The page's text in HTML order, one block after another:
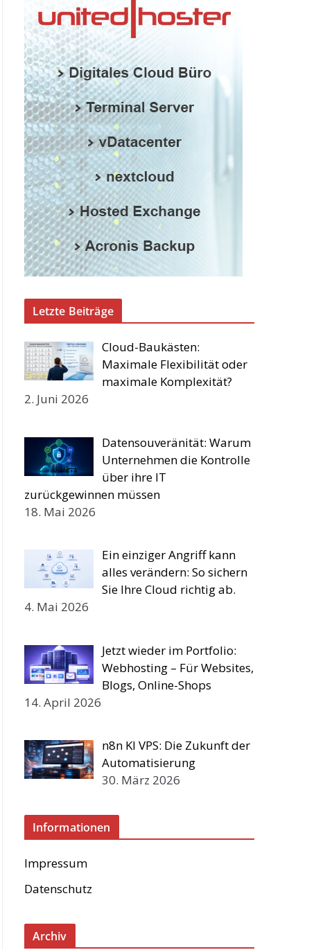
Letzte Beiträge
Cloud-Baukästen:
Maximale Flexibilität oder
maximale Komplexität?
2. Juni 2026
Datensouveränität: Warum
Unternehmen die Kontrolle
über ihre IT
zurückgewinnen müssen
18. Mai 2026
Ein einziger Angriff kann
alles verändern: So sichern
Sie Ihre Cloud richtig ab.
4. Mai 2026
Jetzt wieder im Portfolio:
Webhosting – Für Websites,
Blogs, Online-Shops
14. April 2026
n8n KI VPS: Die Zukunft der
Automatisierung
30. März 2026
Informationen
Impressum
Datenschutz
Archiv